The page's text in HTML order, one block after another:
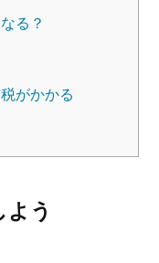
る？
がかかる
う